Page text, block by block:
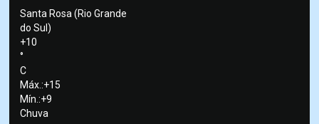
Santa Rosa (Rio Grande
do Sul)
+10
°
C
Máx.:+15
Mín.:+9
Chuva